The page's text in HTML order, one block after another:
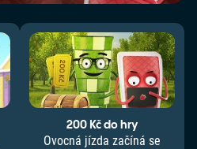
200 Kč do hry
Ovocná jízda začíná se